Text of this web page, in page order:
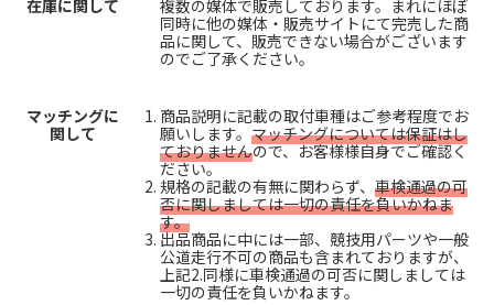
在庫に関して
複数の媒体で販売しております。まれにほぼ
同時に他の媒体・販売サイトにて完売した商
品に関して、販売できない場合がございます
のでご了承ください。
マッチングに
関して
商品説明に記載の取付車種はご参考程度でお
願いします。 マッチングについては保証はし
ておりませんので、お客様様自身でご確認く
ださい。
規格の記載の有無に関わらず、 車検通過の可
否に関しましては一切の責任を負いかねま
す。
出品商品に中には一部、競技用パーツや一般
公道走行不可の商品も含まれておりますが、
上記2.同様に車検通過の可否に関しましては
一切の責任を負いかねます。